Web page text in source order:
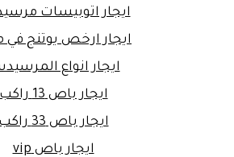
ايجار اتوبيسات
ايجار ارخص يوتنج
ايجار انواع
ايجار باص 13 راكب
ايجار باص 33 راكب
ايجار باص vip